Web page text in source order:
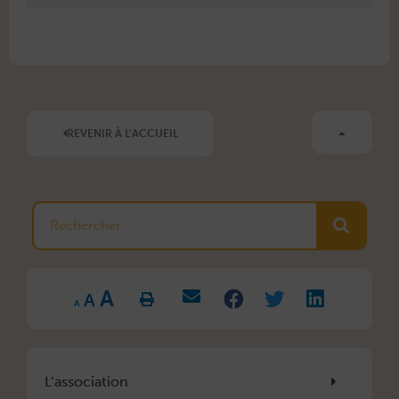
REVENIR À L'ACCUEIL
Rechercher
A
Decrease
font
size.
A Reset
font
size.
A Increase
font
size.
L’association